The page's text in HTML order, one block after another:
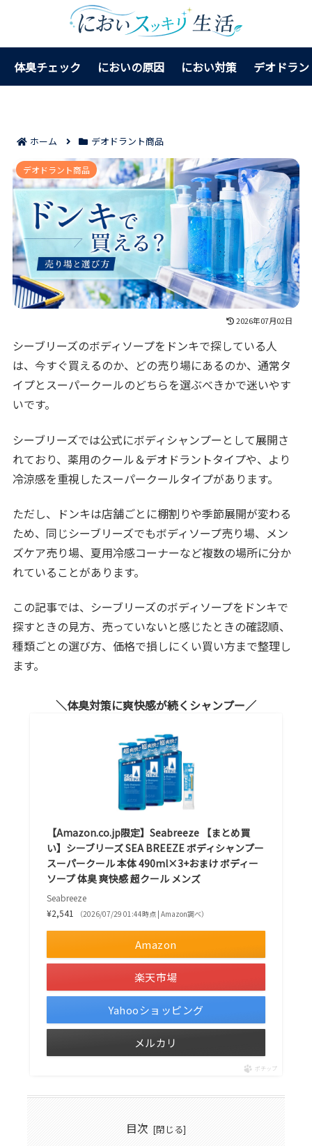
体臭チェック においの原因 におい対策 デオドラ
ホーム デオドラント商品
シーブリーズのボディソープはドンキで買える？売り場
と選び方まで迷わず決まる！
デオドラント商品
2026年07月02日
シーブリーズのボディソープをドンキで探している人
は、今すぐ買えるのか、どの売り場にあるのか、通常タ
イプとスーパークールのどちらを選ぶべきかで迷いやす
いです。
シーブリーズでは公式にボディシャンプーとして展開さ
れており、薬用のクール＆デオドラントタイプや、より
冷涼感を重視したスーパークールタイプがあります。
ただし、ドンキは店舗ごとに棚割りや季節展開が変わる
ため、同じシーブリーズでもボディソープ売り場、メン
ズケア売り場、夏用冷感コーナーなど複数の場所に分か
れていることがあります。
この記事では、シーブリーズのボディソープをドンキで
探すときの見方、売っていないと感じたときの確認順、
種類ごとの選び方、価格で損しにくい買い方まで整理し
ます。
体臭対策に爽快感が続くシャンプー
【Amazon.co.jp限定】Seabreeze 【まとめ買
い】シーブリーズ SEA BREEZE ボディシャンプー
スーパークール 本体 490ml×3+おまけ ボディー
ソープ 体臭 爽快感 超クール メンズ
Seabreeze
¥2,541
（2026/07/29 01:44時点 | Amazon調べ）
Amazon
楽天市場
Yahooショッピング
メルカリ
ポチップ
目次